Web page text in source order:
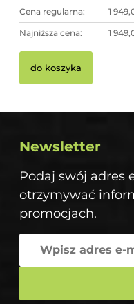
Cena regularna: 1
Najniższa cena: 1
do koszyka
Newsletter
Podaj swój adres
otrzymywać
promocjach.